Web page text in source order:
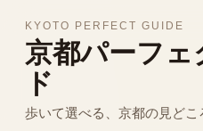
KYOTO PERFECT GUIDE
京都パーフェ
ド
歩いて選べる、京都の見どこ